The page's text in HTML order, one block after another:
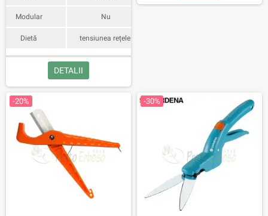
Modular Nu
Dietă tensiunea rețelei
DETALII
-20% -30%